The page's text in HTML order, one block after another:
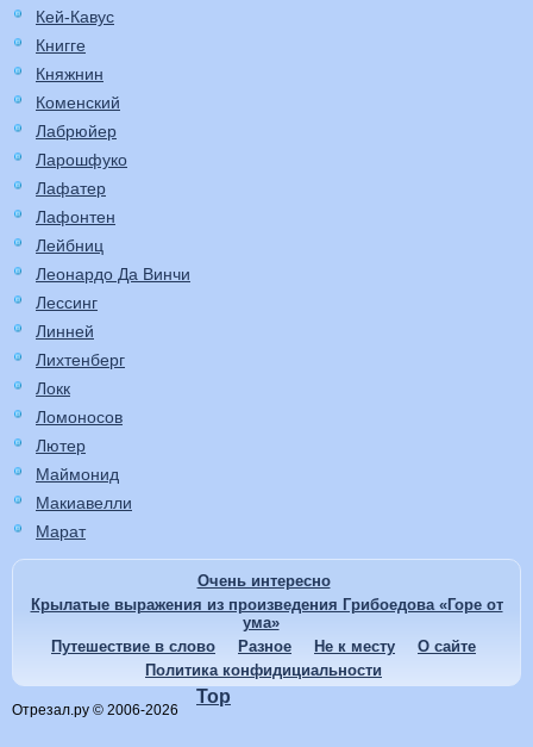
Кей-Кавус
Книгге
Княжнин
Коменский
Лабрюйер
Ларошфуко
Лафатер
Лафонтен
Лейбниц
Леонардо Да Винчи
Лессинг
Линней
Лихтенберг
Локк
Ломоносов
Лютер
Маймонид
Макиавелли
Марат
Очень интересно
Крылатые выражения из произведения Грибоедова «Горе от
ума»
Путешествие в слово
Разное Не к месту
О сайте
Политика конфидициальности
Отрезал.ру © 2006-2026
Top